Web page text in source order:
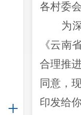
各村委会
为
《云南
合理推进
同意，
印发给